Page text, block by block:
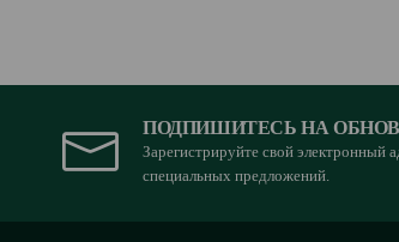
ПОДПИШИТЕСЬ НА
Зарегистрируйте свой электронный
специальных предложений.